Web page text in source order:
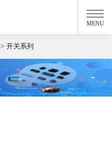
MENU
> 开关系列